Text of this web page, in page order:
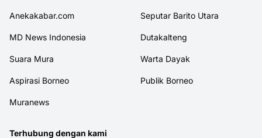
Anekakabar.com Seputar Barito Utara
MD News Indonesia Dutakalteng
Suara Mura Warta Dayak
Aspirasi Borneo Publik Borneo
Muranews
Terhubung dengan kami